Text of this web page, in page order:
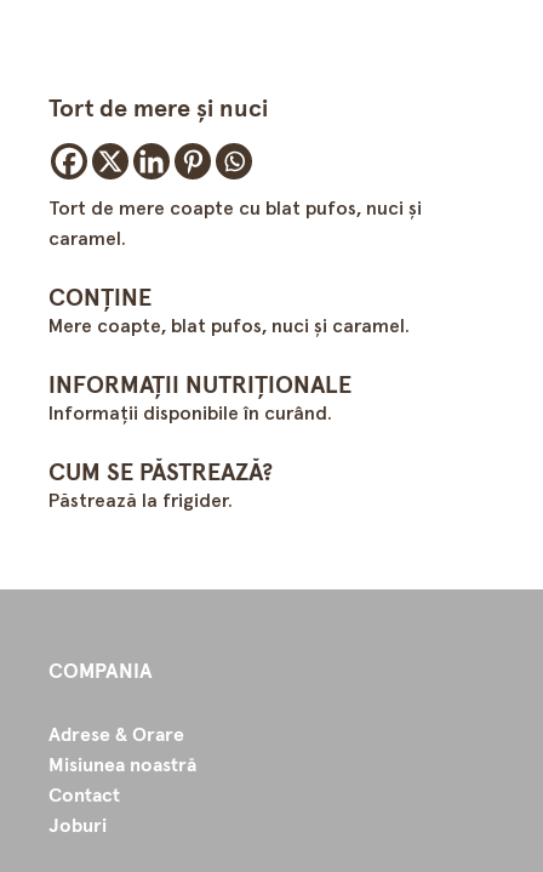
Tort de mere şi nuci
Tort de mere coapte cu blat pufos, nuci şi
caramel.
CONȚINE
Mere coapte, blat pufos, nuci şi caramel.
INFORMAȚII NUTRIȚIONALE
Informații disponibile în curând.
CUM SE PĂSTREAZĂ?
Păstrează la frigider.
COMPANIA
Adrese & Orare
Misiunea noastră
Contact
Joburi